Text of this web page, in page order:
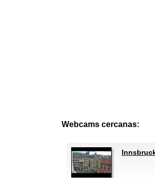
Webcams cercanas: